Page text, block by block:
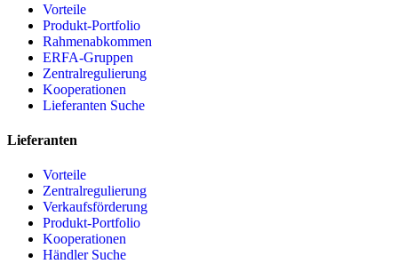
Vorteile
Produkt-Portfolio
Rahmenabkommen
ERFA-Gruppen
Zentralregulierung
Kooperationen
Lieferanten Suche
Lieferanten
Vorteile
Zentralregulierung
Verkaufsförderung
Produkt-Portfolio
Kooperationen
Händler Suche